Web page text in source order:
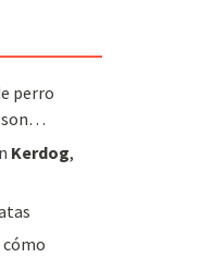
perro
son…
Kerdog,